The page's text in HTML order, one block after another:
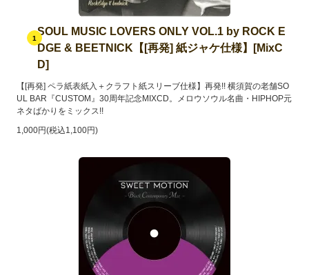
1
SOUL MUSIC LOVERS ONLY VOL.1 by ROCK E
DGE & BEETNICK【[再発] 紙ジャケ仕様】[MixC
D]
【[再発] ペラ紙表紙入＋クラフト紙スリーブ仕様】再発!! 横須賀の老舗SO
UL BAR『CUSTOM』30周年記念MIXCD。メロウソウル名曲・HIPHOP元
ネタばかりをミックス!!
1,000円(税込1,100円)